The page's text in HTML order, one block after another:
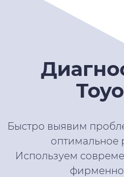
Быстро выявим
оптимальное
Используем